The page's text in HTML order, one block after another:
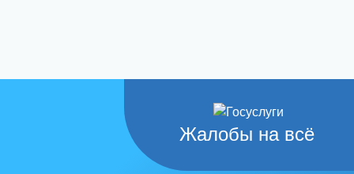
Жалобы на всё